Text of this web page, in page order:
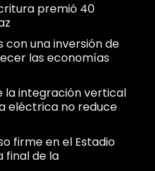
premió 40
con una inversión de
las economías
la integración vertical
eléctrica no reduce
firme en el Estadio
final de la